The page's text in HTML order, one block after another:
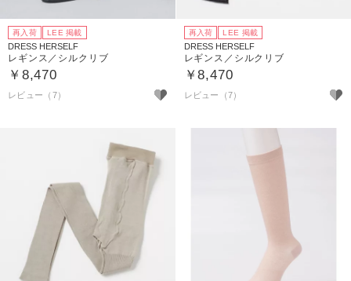
再入荷 LEE 掲載
DRESS HERSELF
レギンス／シルクリブ
￥8,470
レビュー（7）
再入荷 LEE 掲載
DRESS HERSELF
レギンス／シルクリブ
￥8,470
レビュー（7）